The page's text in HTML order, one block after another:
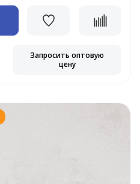
Запросить оптовую
цену